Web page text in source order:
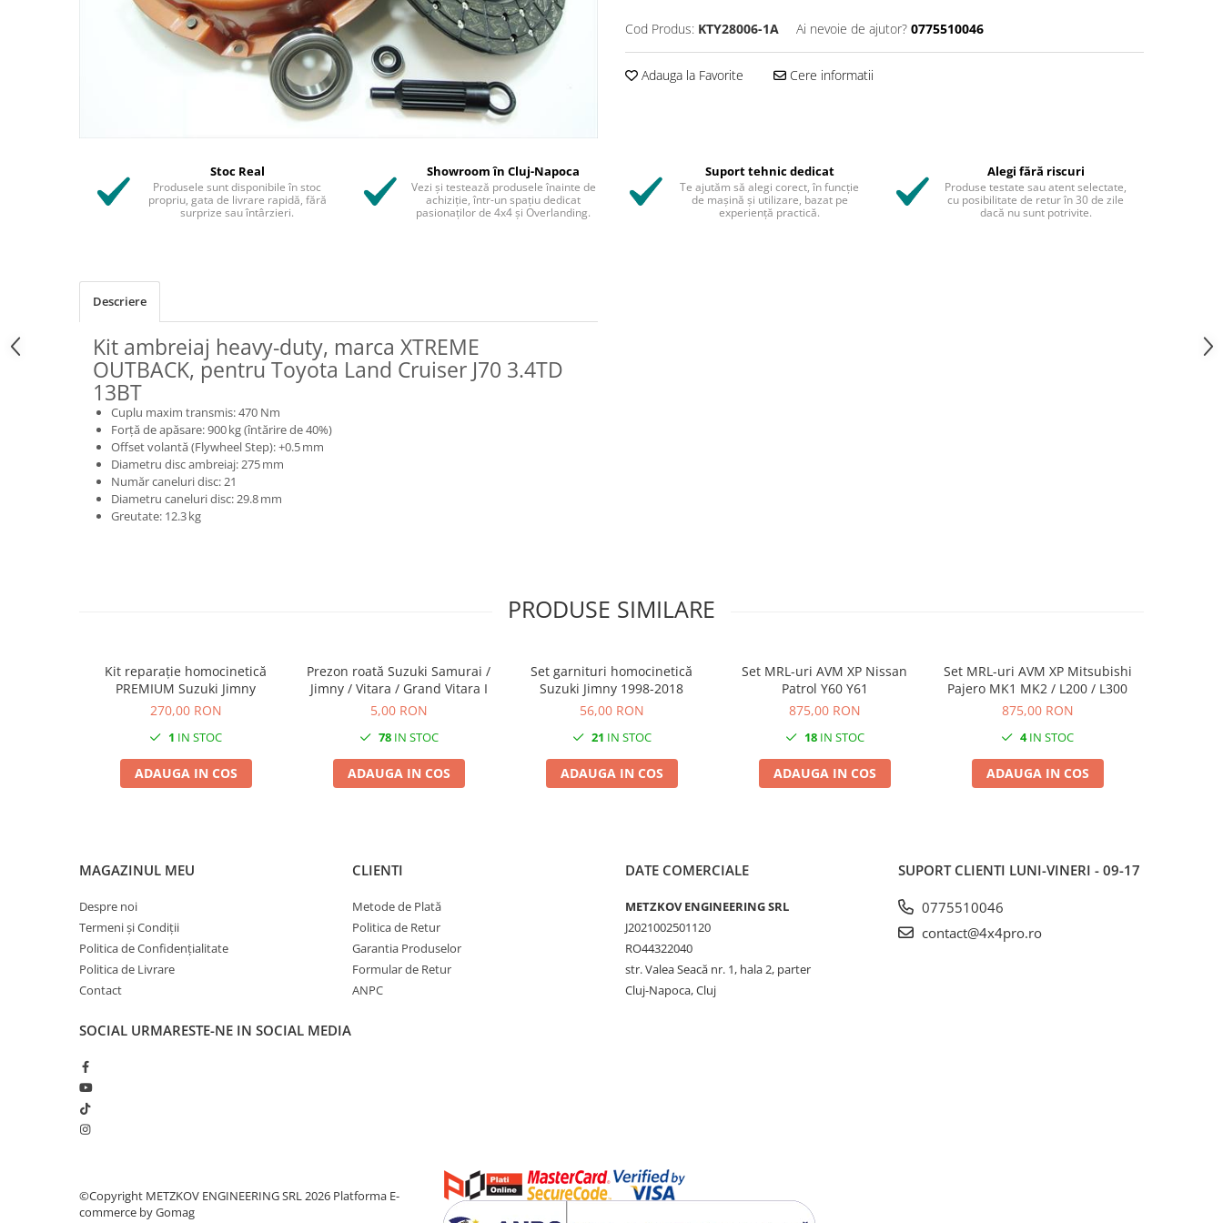
Cod Produs: KTY28006-1A Ai nevoie de ajutor? 0775510046
Adauga la Favorite Cere informatii
Stoc Real
Produsele sunt disponibile în stoc
propriu, gata de livrare rapidă, fără
surprize sau întârzieri.
Showroom în Cluj-Napoca
Vezi și testează produsele înainte de
achiziție, într-un spațiu dedicat
pasionaților de 4x4 și Overlanding.
Suport tehnic dedicat
Te ajutăm să alegi corect, în funcție
de mașină și utilizare, bazat pe
experiență practică.
Alegi fără riscuri
Produse testate sau atent selectate,
cu posibilitate de retur în 30 de zile
dacă nu sunt potrivite.
Descriere
Kit ambreiaj heavy-duty, marca XTREME
OUTBACK, pentru Toyota Land Cruiser J70 3.4TD
13BT
Cuplu maxim transmis: 470 Nm
Forță de apăsare: 900 kg (întărire de 40%)
Offset volantă (Flywheel Step): +0.5 mm
Diametru disc ambreiaj: 275 mm
Număr caneluri disc: 21
Diametru caneluri disc: 29.8 mm
Greutate: 12.3 kg
PRODUSE SIMILARE
Kit reparație homocinetică
PREMIUM Suzuki Jimny
270,00 RON
1 IN STOC
ADAUGA IN COS
Prezon roată Suzuki Samurai /
Jimny / Vitara / Grand Vitara I
5,00 RON
78IN STOC
ADAUGA IN COS
Set garnituri homocinetică
Suzuki Jimny 1998-2018
56,00 RON
21 IN STOC
ADAUGA IN COS
Set MRL-uri AVM XP Nissan
Patrol Y60 Y61
875,00 RON
18IN STOC
ADAUGA IN COS
Set MRL-uri AVM XP Mitsubishi
Pajero MK1 MK2 / L200 / L300
875,00 RON
4IN STOC
ADAUGA IN COS
MAGAZINUL MEU
Despre noi
Termeni și Condiții
Politica de Confidențialitate
Politica de Livrare
Contact
CLIENTI
Metode de Plată
Politica de Retur
Garantia Produselor
Formular de Retur
ANPC
DATE COMERCIALE
METZKOV ENGINEERING SRL
J2021002501120
RO44322040
str. Valea Seacă nr. 1, hala 2, parter
Cluj-Napoca, Cluj
SUPORT CLIENTI LUNI-VINERI - 09-17
0775510046
contact@4x4pro.ro
SOCIAL URMARESTE-NE IN SOCIAL MEDIA
©Copyright METZKOV ENGINEERING SRL 2026 Platforma E-
commerce by Gomag